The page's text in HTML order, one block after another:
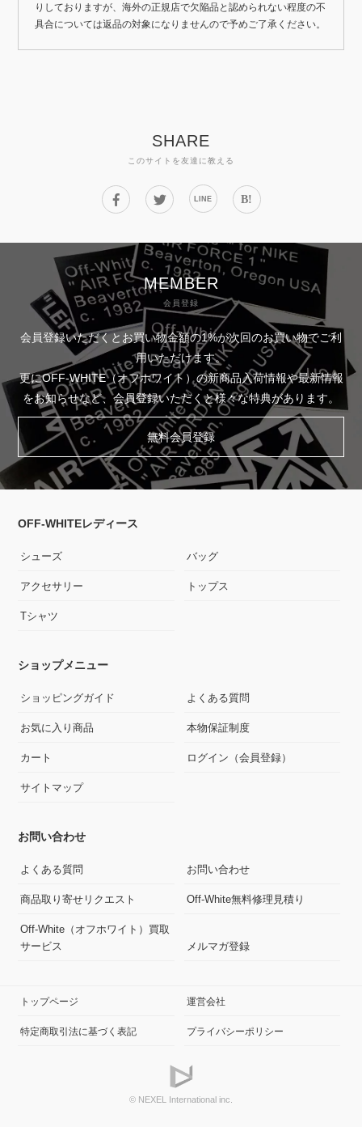
りしておりますが、海外の正規店で欠陥品と認められない程度の不
具合については返品の対象になりませんので予めご了承ください。
SHARE
このサイトを友達に教える
LINE B!
MEMBER
会員登録
会員登録いただくとお買い物金額の1%が次回のお買い物でご利
用いただけます。
更にOFF-WHITE（オフホワイト）の新商品入荷情報や最新情報
をお知らせなど、会員登録いただくと様々な特典があります。
無料会員登録
OFF-WHITEレディース
シューズ バッグ
アクセサリー トップス
Tシャツ
ショップメニュー
ショッピングガイド よくある質問
お気に入り商品 本物保証制度
カート ログイン（会員登録）
サイトマップ
お問い合わせ
よくある質問 お問い合わせ
商品取り寄せリクエスト Off-White無料修理見積り
Off-White（オフホワイト）買取
サービス
メルマガ登録
トップページ 運営会社
特定商取引法に基づく表記 プライバシーポリシー
© NEXEL International inc.